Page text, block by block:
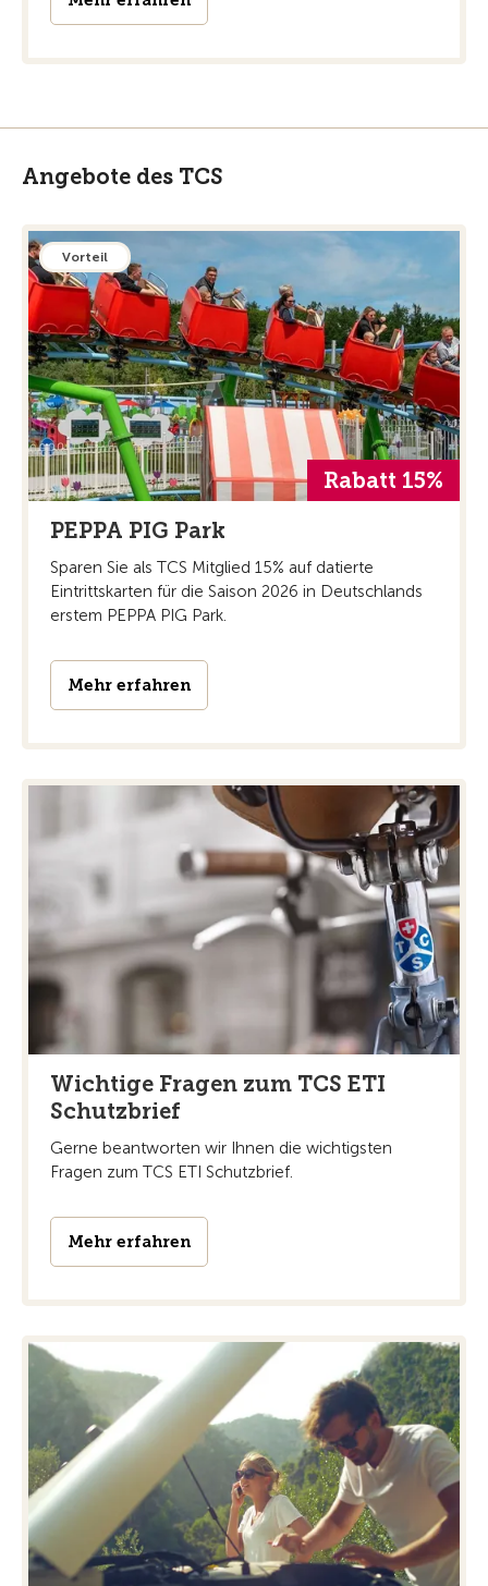
Angebote des TCS
Vorteil
Rabatt 15%
PEPPA PIG Park
Sparen Sie als TCS Mitglied 15% auf datierte
Eintrittskarten für die Saison 2026 in Deutschlands
erstem PEPPA PIG Park.
Mehr erfahren
Wichtige Fragen zum TCS ETI
Schutzbrief
Gerne beantworten wir Ihnen die wichtigsten
Fragen zum TCS ETI Schutzbrief.
Mehr erfahren